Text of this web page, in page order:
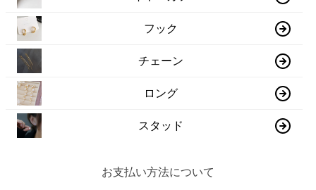
フック
チェーン
ロング
スタッド
お支払い方法について